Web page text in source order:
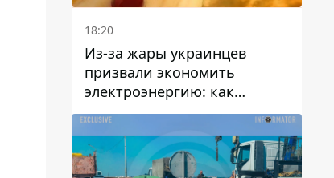
18:20
Из-за жары украинцев
призвали экономить
электроэнергию: как
избежать перегрузки сетей